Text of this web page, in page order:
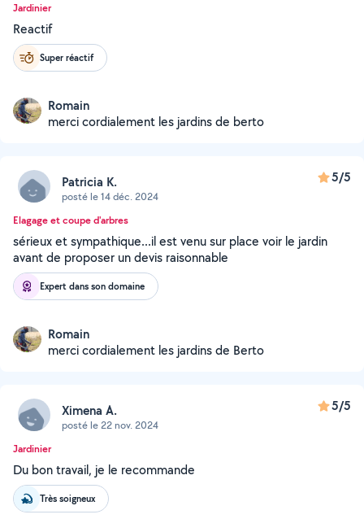
Jardinier
Reactif
Super réactif
Romain
merci cordialement les jardins de berto
Patricia K.
posté le 14 déc. 2024
5/5
Elagage et coupe d'arbres
sérieux et sympathique...il est venu sur place voir le jardin
avant de proposer un devis raisonnable
Expert dans son domaine
Romain
merci cordialement les jardins de Berto
Ximena A.
posté le 22 nov. 2024
5/5
Jardinier
Du bon travail, je le recommande
Très soigneux